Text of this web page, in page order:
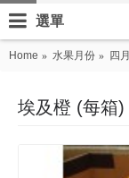
選單
Home 水果月份 四月
埃及橙 (每箱)